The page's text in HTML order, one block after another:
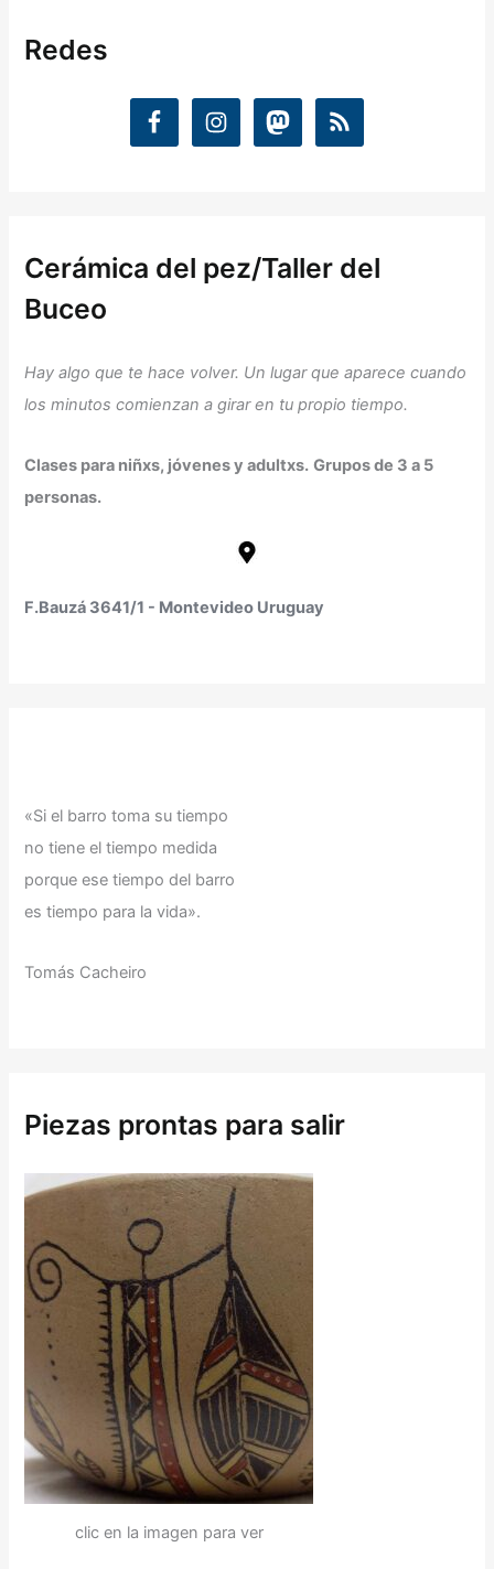
Redes
Cerámica del pez/Taller del
Buceo
Hay algo que te hace volver. Un lugar que aparece cuando
los minutos comienzan a girar en tu propio tiempo.
Clases para niñxs, jóvenes y adultxs. Grupos de 3 a 5
personas.
F.Bauzá 3641/1 - Montevideo Uruguay
«Si el barro toma su tiempo
no tiene el tiempo medida
porque ese tiempo del barro
es tiempo para la vida».
Tomás Cacheiro
Piezas prontas para salir
clic en la imagen para ver